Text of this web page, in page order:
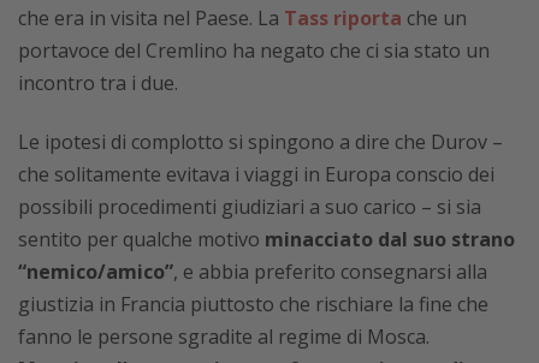
che era in visita nel Paese. La Tass riporta che un
portavoce del Cremlino ha negato che ci sia stato un
incontro tra i due.
Le ipotesi di complotto si spingono a dire che Durov –
che solitamente evitava i viaggi in Europa conscio dei
possibili procedimenti giudiziari a suo carico – si sia
sentito per qualche motivo minacciato dal suo strano
“nemico/amico”, e abbia preferito consegnarsi alla
giustizia in Francia piuttosto che rischiare la fine che
fanno le persone sgradite al regime di Mosca.